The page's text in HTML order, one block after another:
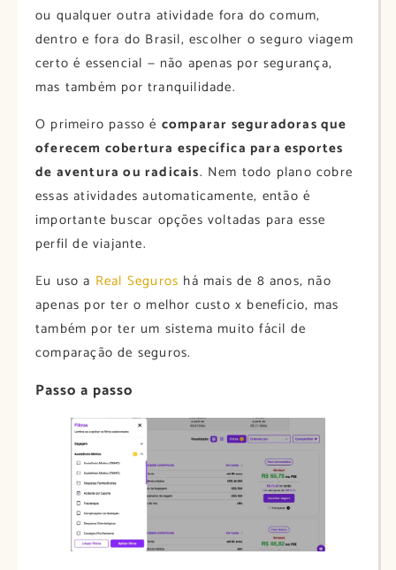
ou qualquer outra atividade fora do comum,
dentro e fora do Brasil, escolher o seguro viagem
certo é essencial — não apenas por segurança,
mas também por tranquilidade.
O primeiro passo é comparar seguradoras que
oferecem cobertura específica para esportes
de aventura ou radicais. Nem todo plano cobre
essas atividades automaticamente, então é
importante buscar opções voltadas para esse
perfil de viajante.
Eu uso a Real Seguros há mais de 8 anos, não
apenas por ter o melhor custo x benefício, mas
também por ter um sistema muito fácil de
comparação de seguros.
Passo a passo